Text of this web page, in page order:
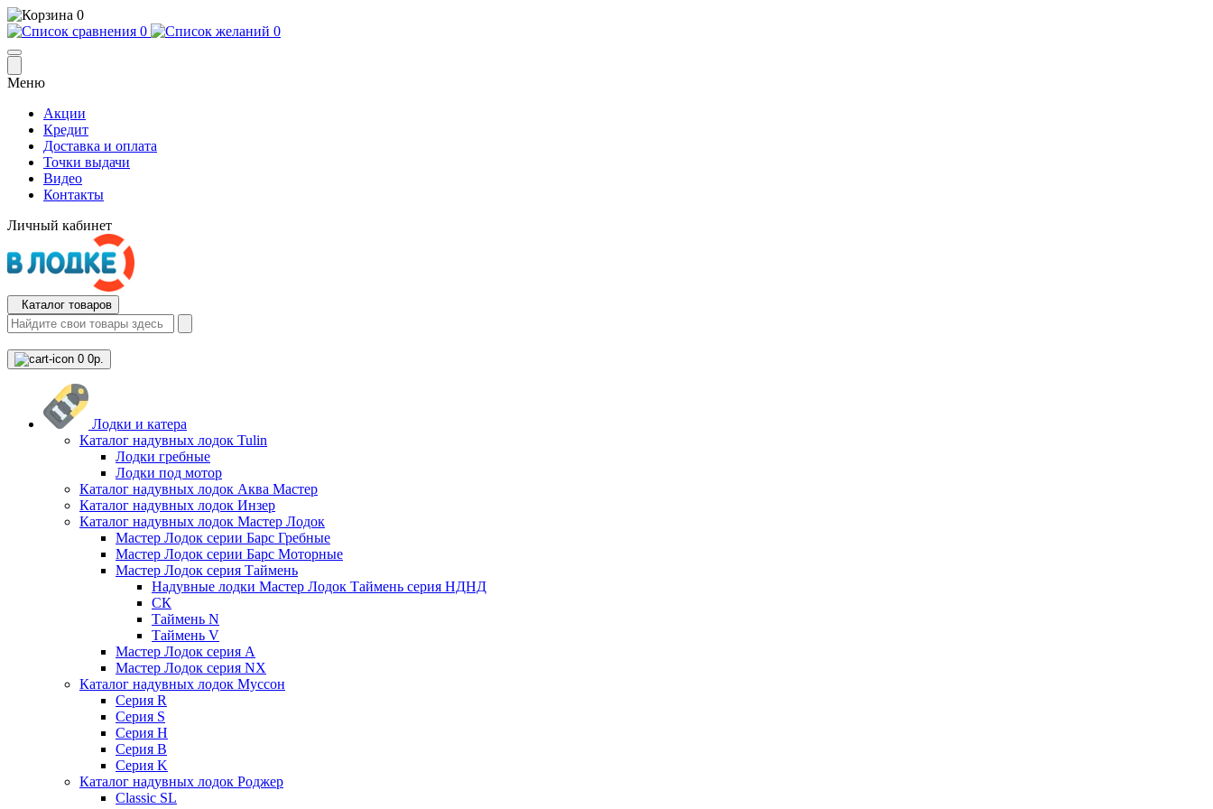
0
0
0
Меню
Акции
Кредит
Доставка и оплата
Точки выдачи
Видео
Контакты
Личный кабинет
Каталог товаров
0 0р.
Лодки и катера
Каталог надувных лодок Tulin
Лодки гребные
Лодки под мотор
Каталог надувных лодок Аква Мастер
Каталог надувных лодок Инзер
Каталог надувных лодок Мастер Лодок
Мастер Лодок серии Барс Гребные
Мастер Лодок серии Барс Моторные
Мастер Лодок серия Таймень
Надувные лодки Мастер Лодок Таймень серия НДНД
СК
Таймень N
Таймень V
Мастер Лодок серия А
Мастер Лодок серия NX
Каталог надувных лодок Муссон
Серия R
Серия S
Серия H
Серия B
Серия K
Каталог надувных лодок Роджер
Classic SL